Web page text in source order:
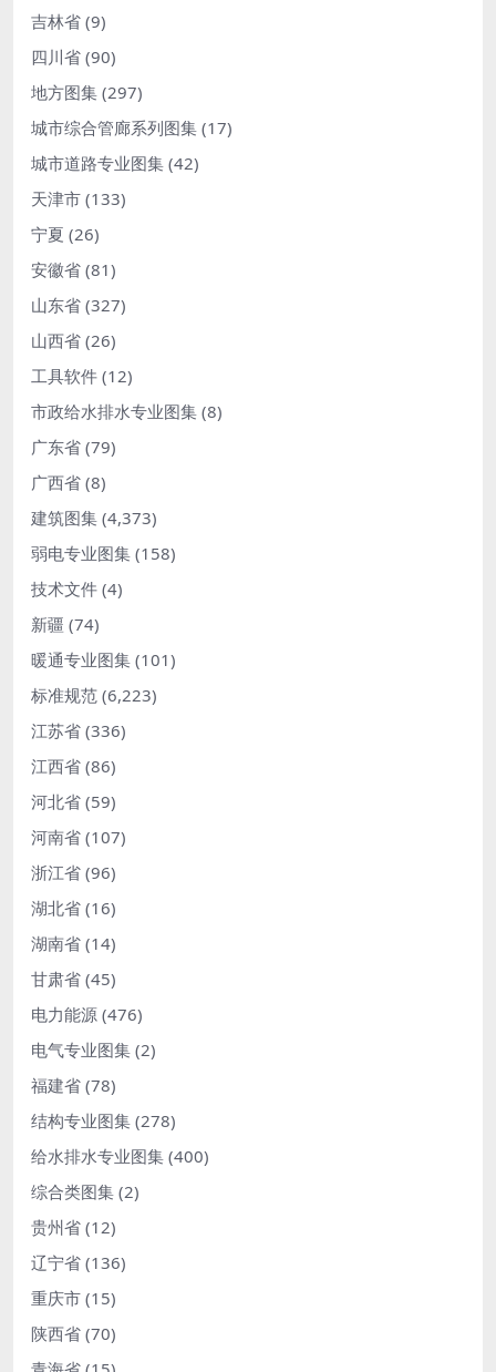
吉林省 (9)
四川省 (90)
地方图集 (297)
城市综合管廊系列图集 (17)
城市道路专业图集 (42)
天津市 (133)
宁夏 (26)
安徽省 (81)
山东省 (327)
山西省 (26)
工具软件 (12)
市政给水排水专业图集 (8)
广东省 (79)
广西省 (8)
建筑图集 (4,373)
弱电专业图集 (158)
技术文件 (4)
新疆 (74)
暖通专业图集 (101)
标准规范 (6,223)
江苏省 (336)
江西省 (86)
河北省 (59)
河南省 (107)
浙江省 (96)
湖北省 (16)
湖南省 (14)
甘肃省 (45)
电力能源 (476)
电气专业图集 (2)
福建省 (78)
结构专业图集 (278)
给水排水专业图集 (400)
综合类图集 (2)
贵州省 (12)
辽宁省 (136)
重庆市 (15)
陕西省 (70)